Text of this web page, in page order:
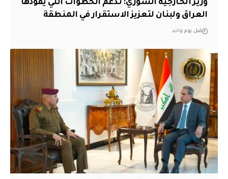
وزير الخارجية السوري: ندعم الخطوات التي يقودها
العراق ولبنان لتعزيز الاستقرار في المنطقة
قبل يوم واحد